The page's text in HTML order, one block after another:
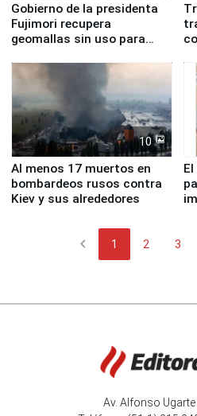
Gobierno de la presidenta
Fujimori recupera
geomallas sin uso para
Fenómeno El Niño
10
Al menos 17 muertos en
bombardeos rusos contra
Kiev y sus alrededores
chevron_left 1 2 3
Av. Alfonso Ugarte